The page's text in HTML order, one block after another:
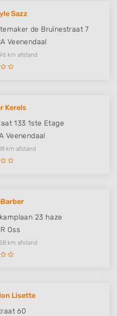
Sazz
de Bruïnestraat 7
Veenendaal
km afstand
Kerels
133 1ste Etage
Veenendaal
km afstand
23 haze
Oss
km afstand
Lisette
60